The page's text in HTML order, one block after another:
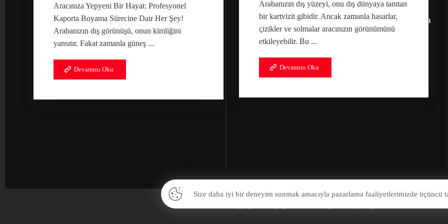
Aracınıza Yepyeni Bir Hayat: Profesyonel
Kaporta Boyama Sürecine Dair Her Şey!
Arabanızın dış görünüşü, onun kimliğini
yansıtır. Fakat zamanla güneş ...
Devamını Oku
Arabanızın dış yüzeyi, onu dış dünyaya tanıtan
bir kartvizit gibidir. Ancak zamanla hasarlar,
çizikler ve solmalar aracınızın görünümünü
etkileyebilir. Bu ...
Devamını Oku
İLETİŞİM
+90 533 382 81 90
Adres:
Bahçekapı, 2549. Sk. Etimesgut/Ankara
Size daha iyi bir deneyim sunmak amacıyla pazarlama faaliyetlerimizde üçüncü